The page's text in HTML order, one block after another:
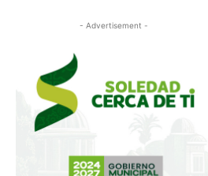
- Advertisement -